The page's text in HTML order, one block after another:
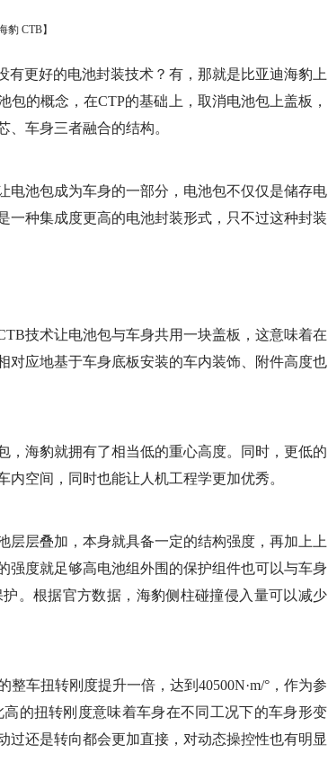
豹 CTB】
更好的电池封装技术？有，那就是比亚迪海豹上
的概念，在CTP的基础上，取消电池包上盖板，
车身三者融合的结构。
电池包成为车身的一部分，电池包不仅仅是储存电
一种集成度更高的电池封装形式，只不过这种封装
技术让电池包与车身共用一块盖板，这意味着在
对应地基于车身底板安装的车内装饰、附件高度也
，海豹就拥有了相当低的重心高度。同时，更低的
空间，同时也能让人机工程学更加优秀。
层层叠加，本身就具备一定的结构强度，再加上上
强度就足够高电池组外围的保护组件也可以与车身
。根据官方数据，海豹侧柱碰撞侵入量可以减少
车扭转刚度提升一倍，达到40500N·m/°，作为参
高的扭转刚度意味着车身在不同工况下的车身形变
还是转向都会更加直接，对动态操控性也有明显